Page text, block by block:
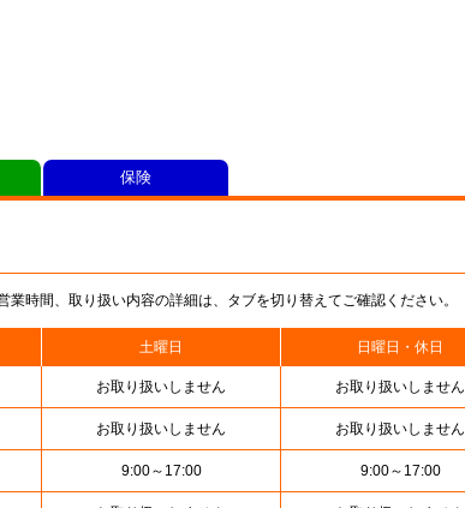
時間、取り扱い内容の詳細は、タブを切り替えてご確認ください。
土曜日 日曜日・休日
お取り扱いしません お取り扱いしません
お取り扱いしません お取り扱いしません
9:00～17:00 9:00～17:00
保険